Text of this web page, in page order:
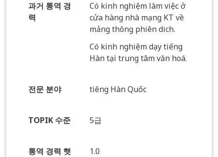
과거 통역 경
력
Có kinh nghiệm làm việc ở
cửa hàng nhà mạng KT về
mảng thông phiên dich.
Có kinh nghiệm dạy tiếng
Hàn tại trung tâm văn hoá.
전문 분야 tiêng Hàn Quốc
TOPIK 수준 5급
통역 경력 햇
1.0